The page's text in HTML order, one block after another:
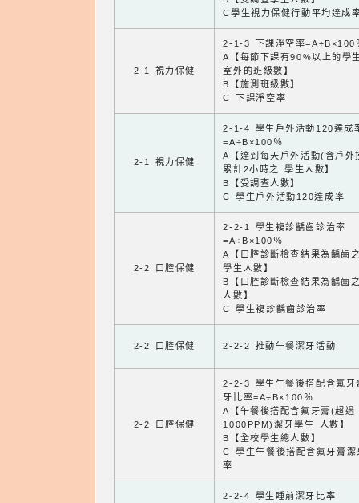
C學生視力保健行動平均達成
2-1 視力保健
2-1-3 下課淨空率=A÷B×100
A【每節下課有90%以上的學
室外的班級數】
B【施測班級數】
C 下課淨空率
2-1 視力保健
2-1-4 學生戶外活動120達成
=A÷B×100％
A【達到每天戶外活動(含戶外
累計2小時之 學生人數】
B【受調查人數】
C 學生戶外活動120達成率
2-2 口腔保健
2-2-1 學生複診齲齒診治率
=A÷B×100％
A【口腔診斷檢查結果為齲齒
學生人數】
B【口腔診斷檢查結果為齲齒
人數】
C 學生複診齲齒診治率
2-2 口腔保健 2-2-2 推動午餐潔牙活動
2-2 口腔保健
2-2-3 學生午餐後搭配含氟牙
牙比率=A÷B×100％
A【午餐後搭配含氟牙膏(超過
1000PPM)潔牙學生 人數】
B【全校學生總人數】
C 學生午餐後搭配含氟牙膏潔
率
2-2-4 學生睡前潔牙比率